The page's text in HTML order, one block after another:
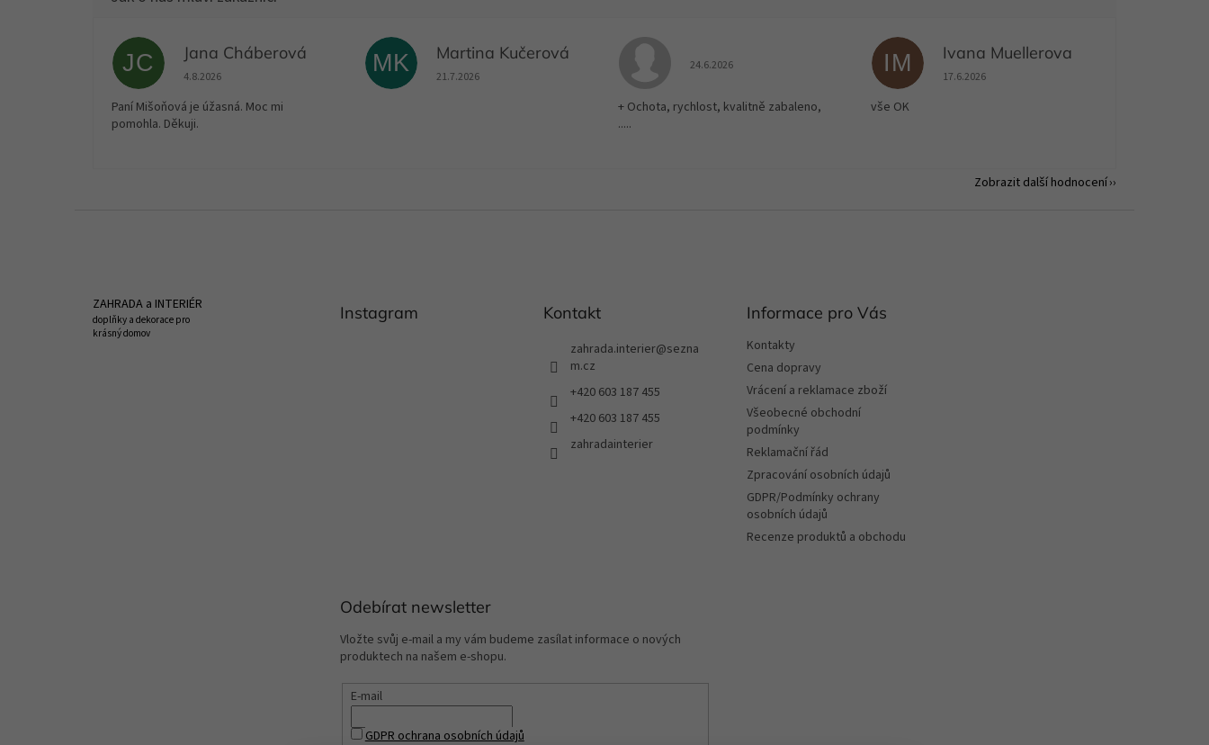
JC Jana Cháberová
Hodnocení obchodu je 5 z 5 hvězdiček.
4.8.2026
Paní Mišoňová je úžasná. Moc mi
pomohla. Děkuji.
MK Martina Kučerová
Hodnocení obchodu je 5 z 5 hvězdiček.
21.7.2026
Hodnocení obchodu je 5 z 5 hvězdiček.
24.6.2026
+ Ochota, rychlost, kvalitně zabaleno,
.....
IM Ivana Muellerova
Hodnocení obchodu je 5 z 5 hvězdiček.
17.6.2026
vše OK
Zobrazit další hodnocení
ZAHRADA a INTERIÉR
doplňky a dekorace pro
krásný domov
Instagram Kontakt
zahrada.interier@sezna
m.cz
+420 603 187 455
+420 603 187 455
zahradainterier
Informace pro Vás
Kontakty
Cena dopravy
Vrácení a reklamace zboží
Všeobecné obchodní
podmínky
Reklamační řád
Zpracování osobních údajů
GDPR/Podmínky ochrany
osobních údajů
Recenze produktů a obchodu
Odebírat newsletter
Vložte svůj e-mail a my vám budeme zasílat informace o nových
produktech na našem e-shopu.
E-mail
GDPR ochrana osobních údajů